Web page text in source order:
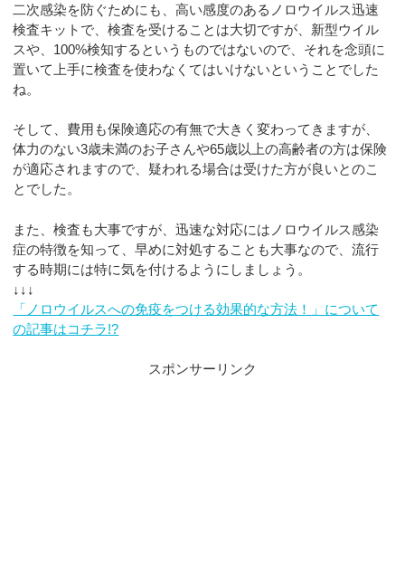
二次感染を防ぐためにも、高い感度のあるノロウイルス迅速
検査キットで、検査を受けることは大切ですが、新型ウイル
スや、100%検知するというものではないので、それを念頭に
置いて上手に検査を使わなくてはいけないということでした
ね。
そして、費用も保険適応の有無で大きく変わってきますが、
体力のない3歳未満のお子さんや65歳以上の高齢者の方は保険
が適応されますので、疑われる場合は受けた方が良いとのこ
とでした。
また、検査も大事ですが、迅速な対応にはノロウイルス感染
症の特徴を知って、早めに対処することも大事なので、流行
する時期には特に気を付けるようにしましょう。
↓↓↓
「ノロウイルスへの免疫をつける効果的な方法！」について
の記事はコチラ!?
スポンサーリンク